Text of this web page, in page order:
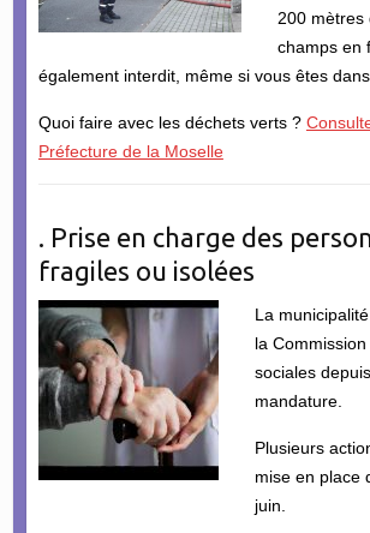
200 mètres
champs en
également interdit, même si vous êtes
Quoi faire avec les déchets verts ?
Préfecture de la Moselle
. Prise en charge des
fragiles ou isolées
La
la
sociales
mandature.
Plusieurs
mise en place
juin.